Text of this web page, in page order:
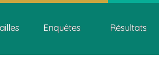
to
main
to
"About
site"
à
la
HTML
Enquêtes Résultats